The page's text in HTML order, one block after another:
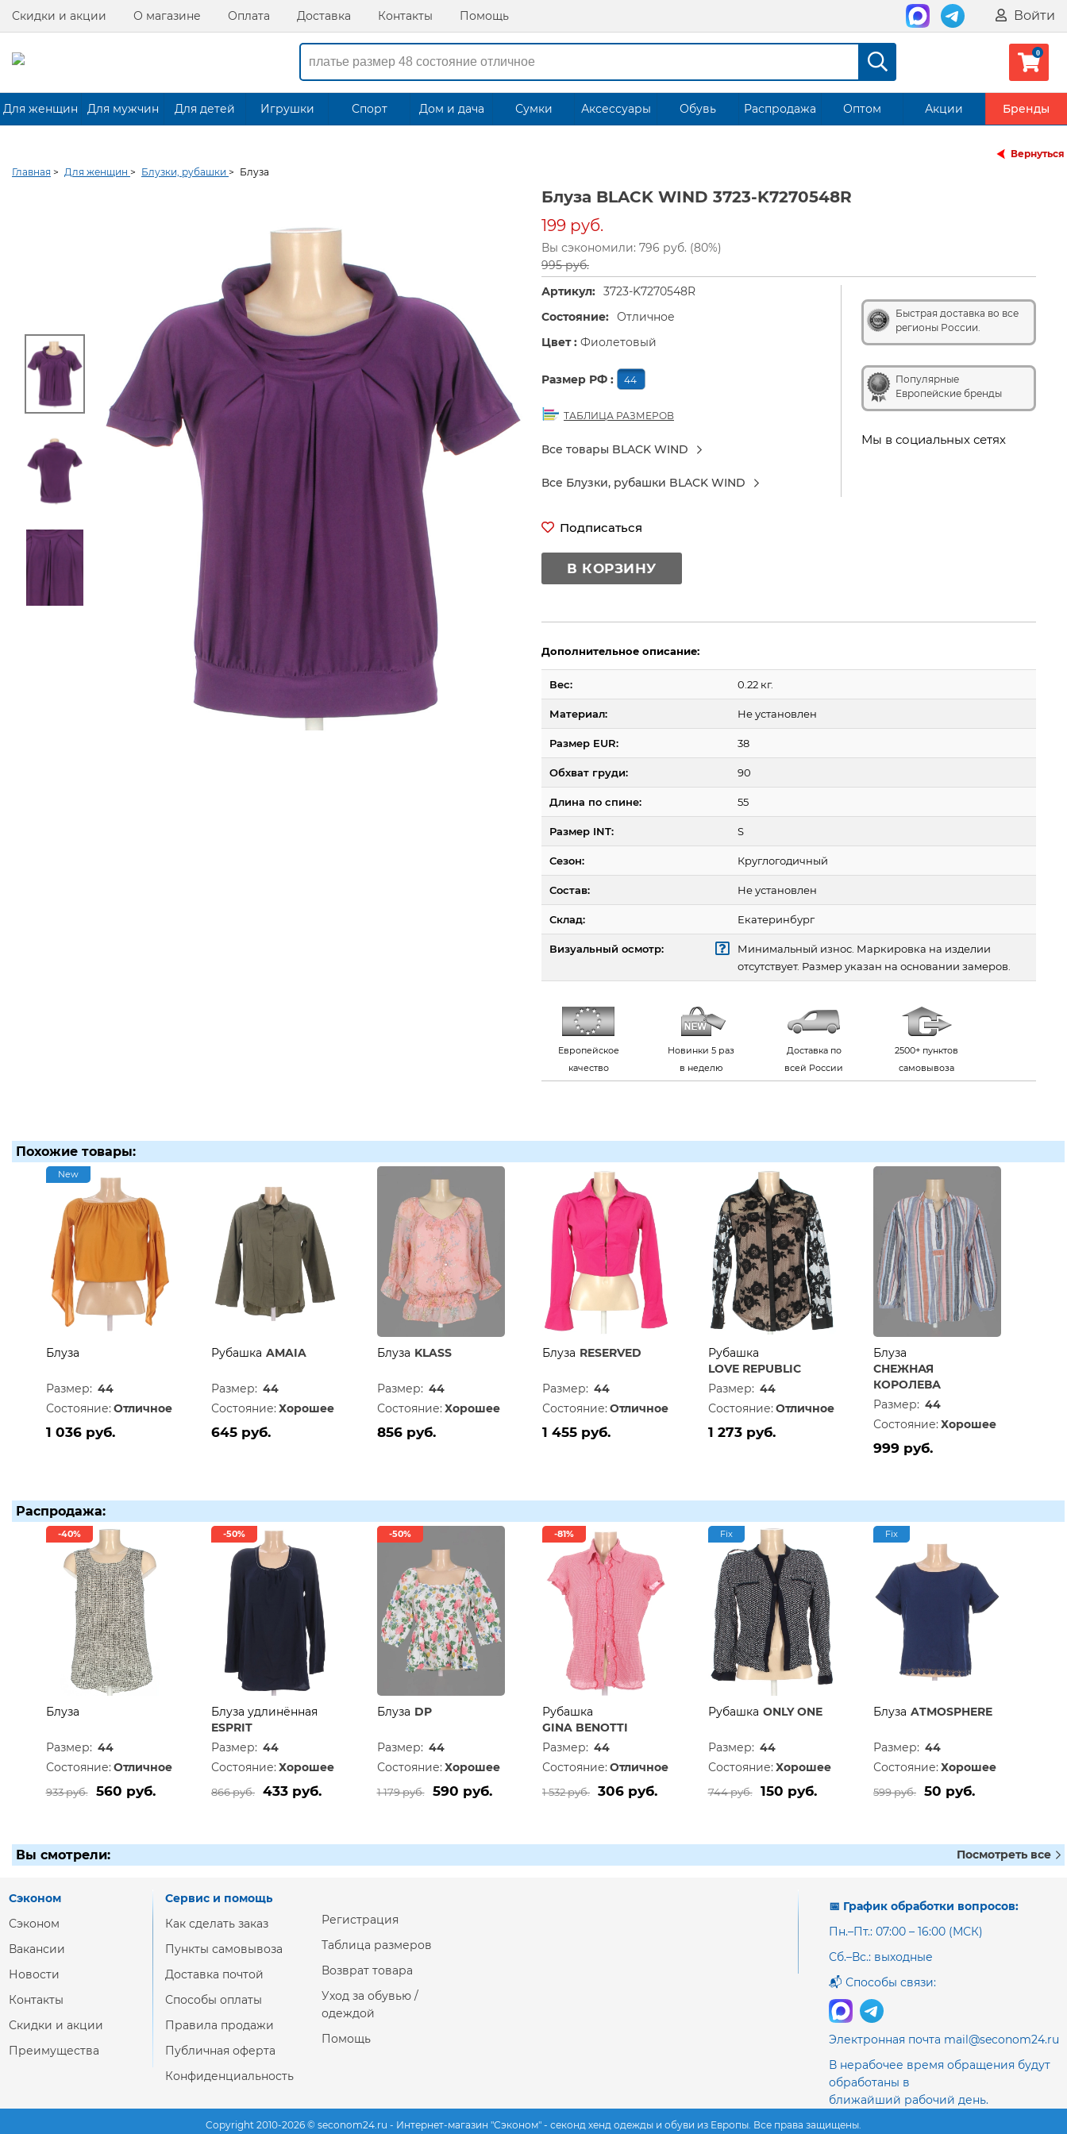
Скидки и акции О магазине Оплата Доставка Контакты Помощь Войти
Для женщин Для мужчин Для детей Игрушки Спорт Дом и дача Сумки Аксессуары Обувь Распродажа Оптом Акции Бренды
Вернуться
Главная > Для женщин > Блузки, рубашки > Блуза
Блуза BLACK WIND 3723-K7270548R
199 руб.
Вы сэкономили: 796 руб. (80%)
995 руб.
Быстрая доставка во все
регионы России.
Популярные
Европейские бренды
Мы в социальных сетях
Артикул: 3723-K7270548R
Состояние: Отличное
Цвет : Фиолетовый
Размер РФ : 44
ТАБЛИЦА РАЗМЕРОВ
Все товары BLACK WIND
Все Блузки, рубашки BLACK WIND
Подписаться
В КОРЗИНУ
Дополнительное описание:
Вес: 0.22 кг.
Материал: Не установлен
Размер EUR: 38
Обхват груди: 90
Длина по спине: 55
Размер INT: S
Сезон: Круглогодичный
Состав: Не установлен
Склад: Екатеринбург
Визуальный осмотр:
Минимальный износ. Маркировка на изделии
отсутствует. Размер указан на основании замеров.
Европейское
качество
Новинки 5 раз
в неделю
Доставка по
всей России
2500+ пунктов
самовывоза
Похожие товары:
New
Блуза
Размер: 44
Состояние: Отличное
1 036 руб.
Рубашка AMAIA
Размер: 44
Состояние: Хорошее
645 руб.
Блуза KLASS
Размер: 44
Состояние: Хорошее
856 руб.
Блуза RESERVED
Размер: 44
Состояние: Отличное
1 455 руб.
Рубашка
LOVE REPUBLIC
Размер: 44
Состояние: Отличное
1 273 руб.
Блуза
СНЕЖНАЯ
КОРОЛЕВА
Размер: 44
Состояние: Хорошее
999 руб.
Распродажа:
-40%
Блуза
Размер: 44
Состояние: Отличное
933 руб. 560 руб.
-50%
Блуза удлинённая
ESPRIT
Размер: 44
Состояние: Хорошее
866 руб. 433 руб.
-50%
Блуза DP
Размер: 44
Состояние: Хорошее
1 179 руб. 590 руб.
-81%
Рубашка
GINA BENOTTI
Размер: 44
Состояние: Отличное
1 532 руб. 306 руб.
Fix
Рубашка ONLY ONE
Размер: 44
Состояние: Хорошее
744 руб. 150 руб.
Fix
Блуза ATMOSPHERE
Размер: 44
Состояние: Хорошее
599 руб. 50 руб.
Вы смотрели: Посмотреть все
📅 График обработки вопросов:
Пн.–Пт.: 07:00 – 16:00 (МСК)
Сб.–Вс.: выходные
📬 Способы связи:
Электронная почта mail@seconom24.ru
В нерабочее время обращения будут
обработаны в
ближайший рабочий день.
Сэконом
Сэконом
Вакансии
Новости
Контакты
Скидки и акции
Преимущества
Сервис и помощь
Как сделать заказ
Пункты самовывоза
Доставка почтой
Способы оплаты
Правила продажи
Публичная оферта
Конфиденциальность
Регистрация
Таблица размеров
Возврат товара
Уход за обувью /
одеждой
Помощь
Copyright 2010-2026 © seconom24.ru - Интернет-магазин "Сэконом" - секонд хенд одежды и обуви из Европы. Все права защищены.